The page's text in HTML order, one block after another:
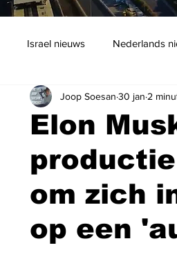
Israel nieuws Nederlands
Jodendom en cultuur
Elon
om zich
op een
Joop Soesan 30 jan 2